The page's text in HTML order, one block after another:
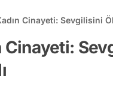
Cinayeti: Sevgilisini
Cinayeti: